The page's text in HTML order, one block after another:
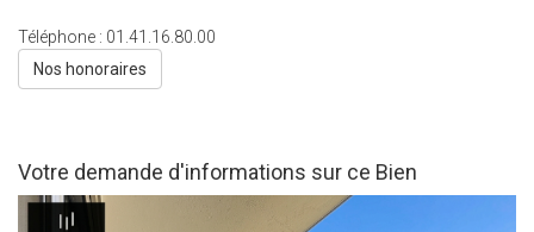
Téléphone : 01.41.16.80.00
Nos honoraires
Votre demande d'informations sur ce Bien